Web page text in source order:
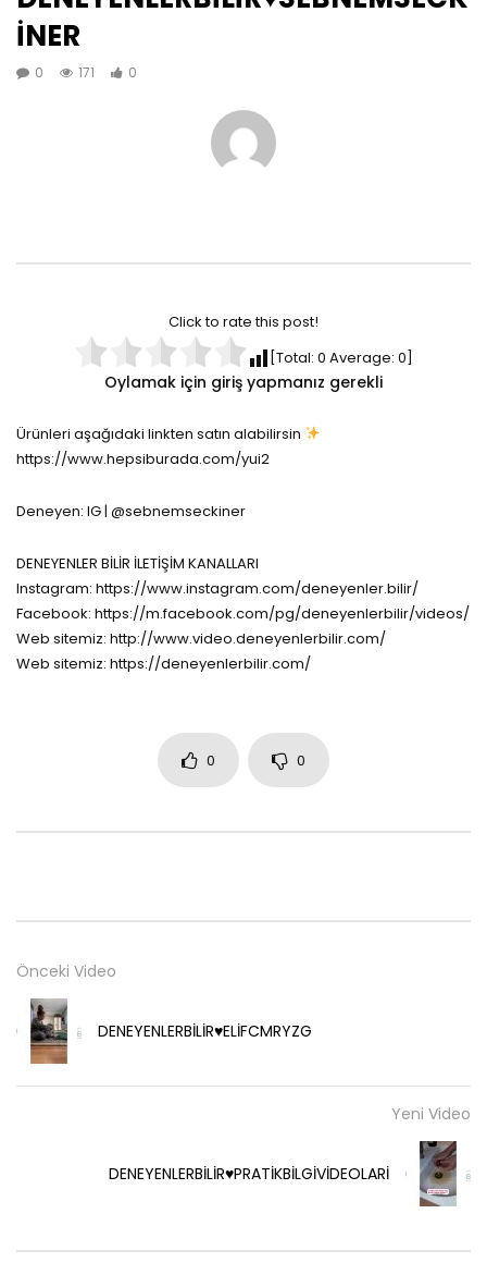
İNER
0 171 0
Click to rate this post!
[Total: 0 Average: 0]
Oylamak için giriş yapmanız gerekli
Ürünleri aşağıdaki linkten satın alabilirsin
https://www.hepsiburada.com/yui2
Deneyen: IG | @sebnemseckiner
DENEYENLER BİLİR İLETİŞİM KANALLARI
Instagram: https://www.instagram.com/deneyenler.bilir/
Facebook: https://m.facebook.com/pg/deneyenlerbilir/videos/
Web sitemiz: http://www.video.deneyenlerbilir.com/
Web sitemiz: https://deneyenlerbilir.com/
0 0
Önceki Video
DENEYENLERBİLİR♥️ELİFCMRYZG
Yeni Video
DENEYENLERBİLİR♥️PRATİKBİLGİVİDEOLARİ